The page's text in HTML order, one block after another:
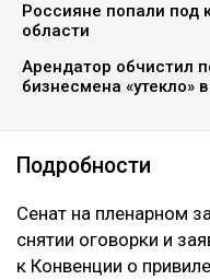
Россияне попали под
области
Арендатор обчистил
бизнесмена «утекло»
Подробности
Сенат на пленарном
снятии оговорки и
к Конвенции о